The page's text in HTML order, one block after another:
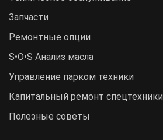
Запчасти
Ремонтные опции
S•O•S Анализ масла
Управление парком техники
Капитальный ремонт спецтехники
Полезные советы